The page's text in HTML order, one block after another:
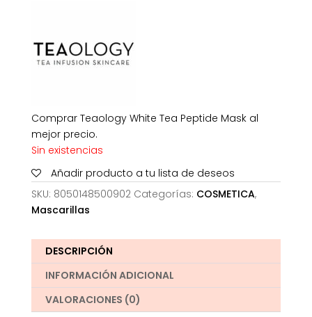
Comprar Teaology White Tea Peptide Mask al
mejor precio.
Sin existencias
Añadir producto a tu lista de deseos
SKU: 8050148500902 Categorías: COSMETICA,
Mascarillas
DESCRIPCIÓN
INFORMACIÓN ADICIONAL
VALORACIONES (0)